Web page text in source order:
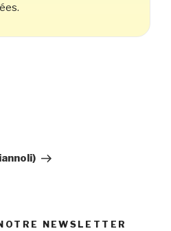
.
NEWSLETTER